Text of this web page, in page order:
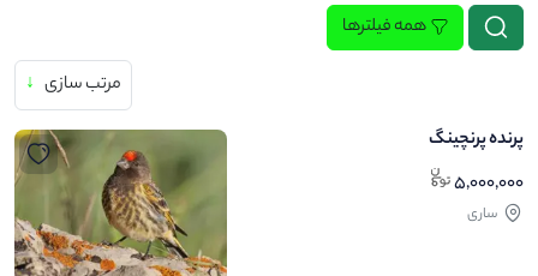
همه فیلترها
مرتب سازی ↓
پرنده پرنچینگ
5,000,000
ساری